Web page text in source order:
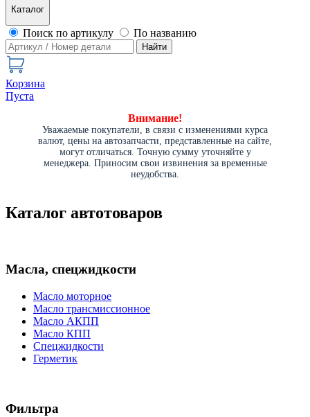
Каталог
Поиск по артикулу По названию
Найти
Корзина
Пуста
Внимание!
Уважаемые покупатели, в связи с изменениями курса
валют, цены на автозапчасти, представленные на сайте,
могут отличаться. Точную сумму уточняйте у
менеджера. Приносим свои извинения за временные
неудобства.
Каталог автотоваров
Масла, спецжидкости
Масло моторное
Масло трансмиссионное
Масло АКПП
Масло КПП
Спецжидкости
Герметик
Фильтра